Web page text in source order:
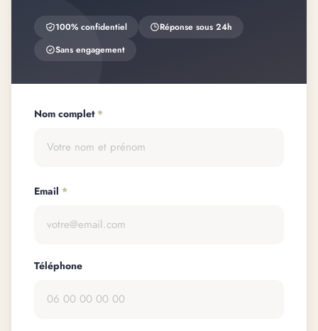
100% confidentiel
Réponse sous 24h
Sans engagement
Nom complet *
Email *
Téléphone